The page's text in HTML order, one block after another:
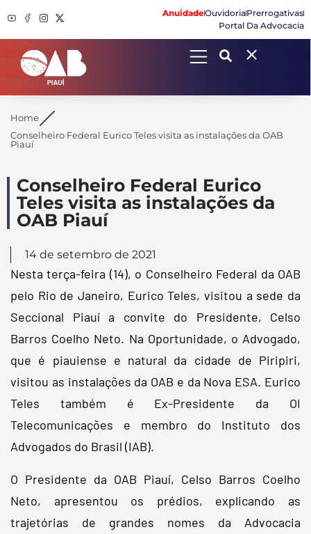
AnuidadeOuvidoriaPrerrogativas
Portal Da Advocacia
Search
Home
Conselheiro Federal Eurico Teles visita as instalações da OAB
Piauí
Conselheiro Federal Eurico
Teles visita as instalações da
OAB Piauí
14 de setembro de 2021
Nesta terça-feira (14), o Conselheiro Federal da OAB
pelo Rio de Janeiro, Eurico Teles, visitou a sede da
Seccional Piauí a convite do Presidente, Celso
Barros Coelho Neto. Na Oportunidade, o Advogado,
que é piauiense e natural da cidade de Piripiri,
visitou as instalações da OAB e da Nova ESA. Eurico
Teles também é Ex-Presidente da OI
Telecomunicações e membro do Instituto dos
Advogados do Brasil (IAB).
O Presidente da OAB Piauí, Celso Barros Coelho
Neto, apresentou os prédios, explicando as
trajetórias de grandes nomes da Advocacia